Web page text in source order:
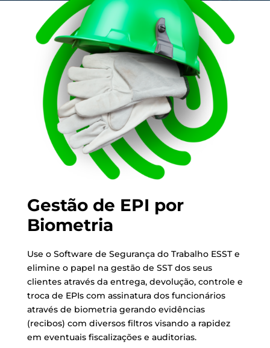
Gestão de EPI por
Biometria
Use o Software de Segurança do Trabalho ESST e
elimine o papel na gestão de SST dos seus
clientes através da entrega, devolução, controle e
troca de EPIs com assinatura dos funcionários
através de biometria gerando evidências
(recibos) com diversos filtros visando a rapidez
em eventuais fiscalizações e auditorias.